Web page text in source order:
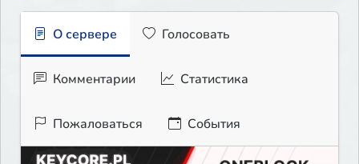
О сервере Голосовать
Комментарии Статистика
Пожаловаться События